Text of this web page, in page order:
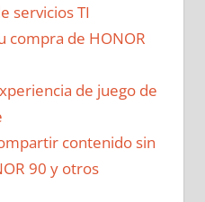
servicios TI
compra de HONOR
de juego de
contenido sin
90 y otros